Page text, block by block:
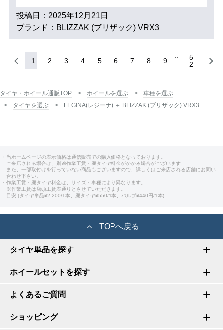
投稿日：2025年12月21日
ブランド：BLIZZAK (ブリザック) VRX3
1 2 3 4 5 6 7 8 9
5
2
タイヤ・ホイール通販TOP ホイールを選ぶ
車種を選ぶ
タイヤを選ぶ
LEGINA(レジーナ) ＋ BLIZZAK (ブリザック) VRX3
・当ホームページの表示価格は通信販売での購入価格となっております。
ご来店される場合は、別途作業工賃・廃タイヤ料金がかかる場合がございます。
また、一部取付けを行っていない商品もございますので、詳しくはご来店される店舗にお問い
合わせ下さい。
・作業工賃・廃タイヤ料金は、サイズ・車種により異なります。
※作業工賃は店頭工賃表通りとさせていただきます。
目安:(タイヤ単品¥2,200/1本、廃タイヤ¥550/1本、バルブ¥440円/1本)
TOPへ戻る
タイヤ単品を探す
ホイールセットを探す
よくあるご質問
ショッピング